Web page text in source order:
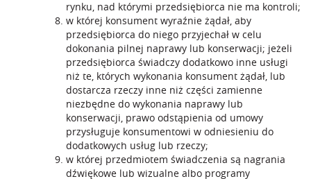
rynku, nad którymi przedsiębiorca nie ma kontroli;
w której konsument wyraźnie żądał, aby
przedsiębiorca do niego przyjechał w celu
dokonania pilnej naprawy lub konserwacji; jeżeli
przedsiębiorca świadczy dodatkowo inne usługi
niż te, których wykonania konsument żądał, lub
dostarcza rzeczy inne niż części zamienne
niezbędne do wykonania naprawy lub
konserwacji, prawo odstąpienia od umowy
przysługuje konsumentowi w odniesieniu do
dodatkowych usług lub rzeczy;
w której przedmiotem świadczenia są nagrania
dźwiękowe lub wizualne albo programy